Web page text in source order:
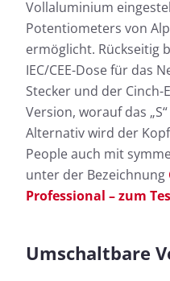
Vollaluminium
Potentiometers von
ermöglicht. Rückseitig
IEC/CEE-Dose für das
Stecker und der
Version, worauf das
Alternativ wird der
People auch mit
unter der Bezeichnung
Professional – zum
Umschaltbare